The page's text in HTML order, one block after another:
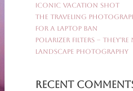
Iconic Vacation Shot
The Traveling
for a Laptop Ban
Polarizer Filters –
Landscape Photography
Recent